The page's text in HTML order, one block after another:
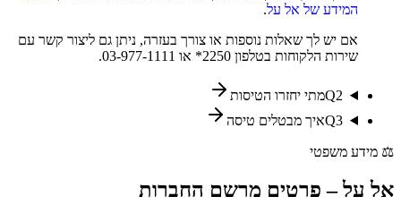
המידע של אל על.
אם יש לך שאלות נוספות או צורך בעזרה, ניתן גם ליצור קשר עם
שירות הלקוחות בטלפון 2250* או 03-977-1111.
Q2
מתי יחזרו הטיסות
Q3 איך מבטלים טיסה
⚖️ מידע משפטי
אל על– פרטים מרשם החברות